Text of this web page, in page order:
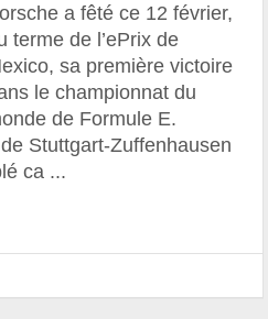
a fêté ce 12 février,
terme de l’ePrix de
sa première victoire
le championnat du
de Formule E.
Stuttgart-Zuffenhausen
ca ...